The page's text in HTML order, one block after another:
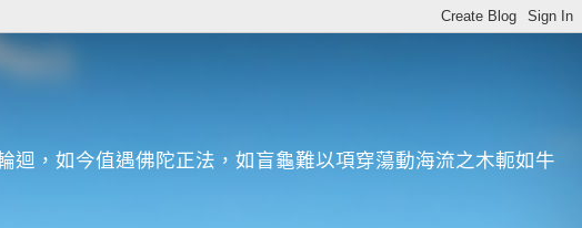
，如今值遇佛陀正法，如盲龜難以項穿蕩動海流之木軛如牛